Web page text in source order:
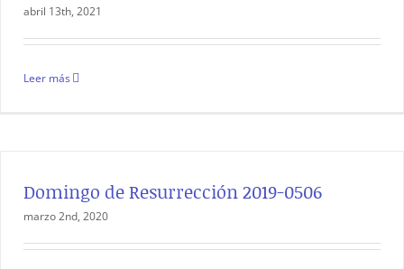
abril 13th, 2021
Leer más
Domingo de Resurrección 2019-0506
marzo 2nd, 2020